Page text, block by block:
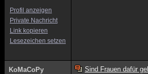
Profil anzeigen
Private Nachricht
Link kopieren
Lesezeichen setzen
KoMaCoPy Sind Frauen dafür